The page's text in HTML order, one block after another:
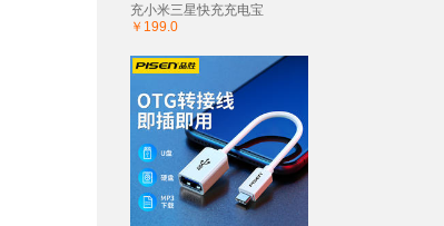
充小米三星快充充电宝
￥199.0